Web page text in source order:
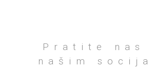
Pratite nas
našim